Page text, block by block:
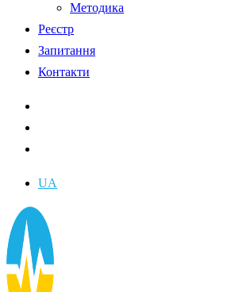
Методика
Реєстр
Запитання
Контакти
UA